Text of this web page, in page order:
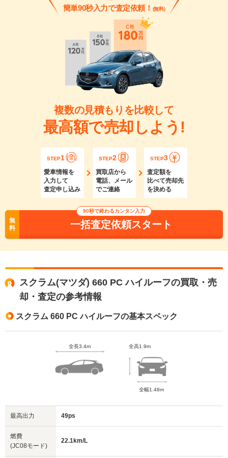
簡単90秒入力で査定依頼！ (無料)
複数の見積もりを比較して
最高額で売却しよう!
STEP1
愛車情報を
入力して
査定申し込み
STEP2
買取店から
電話、メール
でご連絡
STEP3
査定額を
比べて売却先
を決める
無
料
90秒で終わるカンタン入力
一括査定依頼スタート
スクラム(マツダ) 660 PC ハイルーフの買取・売
却・査定の参考情報
スクラム 660 PC ハイルーフの基本スペック
全長3.4m 全高1.9m
全幅1.48m
最高出力 49ps
燃費
(JC08モード)
22.1km/L